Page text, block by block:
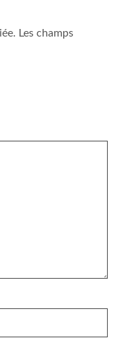
Les champs